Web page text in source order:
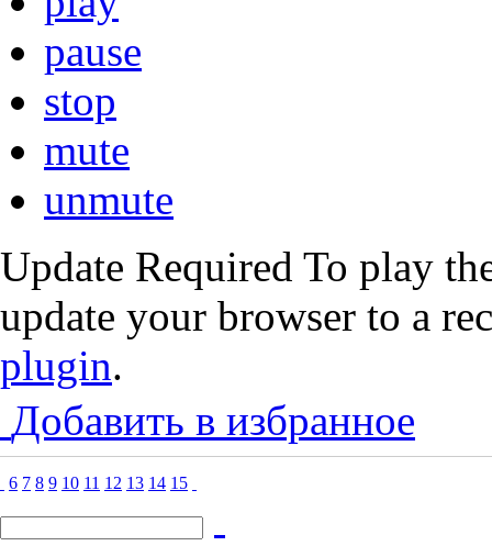
pause
stop
mute
unmute
Update Required To play
update your browser to a
plugin.
Добавить в избранное
6 7 8 9 10 11 12 13 14 15